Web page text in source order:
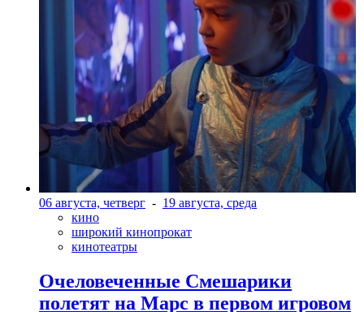
06 августа, четверг - 19 августа, среда
кино
широкий кинопрокат
кинотеатры
Очеловеченные Смешарики
полетят на Марс в первом игровом